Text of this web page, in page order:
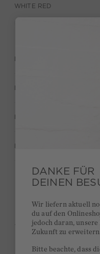
WHITE RED
BESCHREIBUNG
MATERIAL & PFLEGE
HERSTELLERANGABEN
BEWERTUNGEN (3)
Kurze Lieferzeiten 3-
Ab 300€
DANKE FÜR
DEINEN
Wir liefern aktuell
du auf den
jedoch daran,
Zukunft zu erweitern.
Bitte beachte, dass